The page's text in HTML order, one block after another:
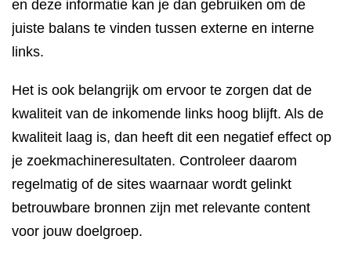
en deze informatie kan je dan gebruiken om de
juiste balans te vinden tussen externe en interne
links.
Het is ook belangrijk om ervoor te zorgen dat de
kwaliteit van de inkomende links hoog blijft. Als de
kwaliteit laag is, dan heeft dit een negatief effect op
je zoekmachineresultaten. Controleer daarom
regelmatig of de sites waarnaar wordt gelinkt
betrouwbare bronnen zijn met relevante content
voor jouw doelgroep.